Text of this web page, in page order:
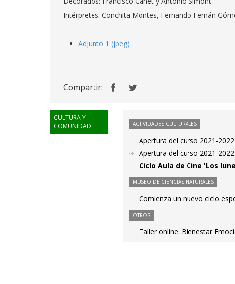
Intérpretes: Conchita Montes, Fernando Fernán
Adjunto 1 (jpeg)
Compartir:
CULTURA Y
COMUNIDAD
ACTIVIDADES CULTURALES
Apertura del curso 2021-
Apertura del curso 2021-
Ciclo Aula de Cine 'Los
MUSEO DE CIENCIAS NATURALES
Comienza un nuevo ciclo
OTROS
Taller online: Bienestar